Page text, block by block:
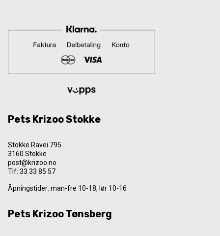
Pets Krizoo Stokke
Stokke Ravei 795
3160 Stokke
post@krizoo.no
Tlf: 33 33 85 57
Åpningstider: man-fre 10-18, lør 10-16
Pets Krizoo Tønsberg